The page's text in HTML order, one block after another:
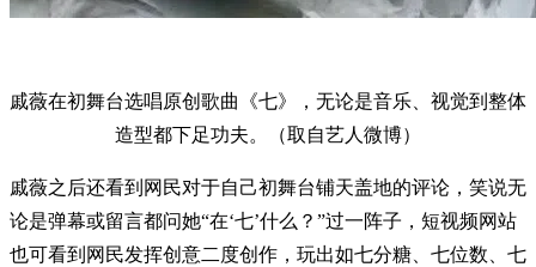
戚薇在初舞台选唱原创歌曲《七》，无论是音乐、视觉到整体
造型都下足功夫。（取自艺人微博）
戚薇之后还看到网民对于自己初舞台铺天盖地的评论，笑说无
论是弹幕或留言都问她“在‘七’什么？”过一阵子，短视频网站
也可看到网民发挥创意二度创作，玩出如七分糖、七位数、七